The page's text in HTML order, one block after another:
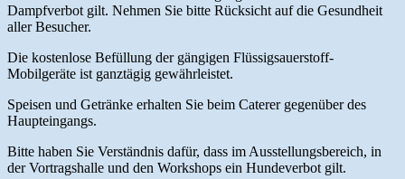
Dampfverbot gilt. Nehmen Sie bitte Rücksicht auf die Gesundheit
aller Besucher.
Die kostenlose Befüllung der gängigen Flüssigsauerstoff-
Mobilgeräte ist ganztägig gewährleistet.
Speisen und Getränke erhalten Sie beim Caterer gegenüber des
Haupteingangs.
Bitte haben Sie Verständnis dafür, dass im Ausstellungsbereich, in
der Vortragshalle und den Workshops ein Hundeverbot gilt.